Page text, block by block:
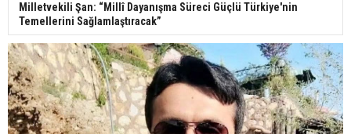
Milletvekili Şan: “Millî Dayanışma Süreci Güçlü Türkiye'nin
Temellerini Sağlamlaştıracak”